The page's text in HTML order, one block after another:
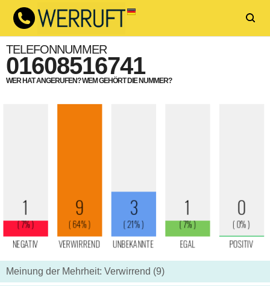
TELEFONNUMMER
01608516741
WER HAT ANGERUFEN? WEM GEHÖRT DIE NUMMER?
Meinung der Mehrheit: Verwirrend (9)